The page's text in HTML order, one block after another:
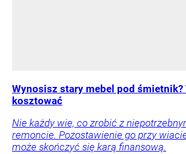
Wynosisz stary mebel pod śmietnik?
kosztować
Nie każdy wie, co zrobić z
remoncie. Pozostawienie go przy
może skończyć się karą finansową.